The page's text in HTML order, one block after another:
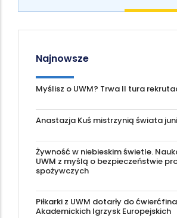
Najnowsze
Myślisz o UWM? Trwa II tura
Anastazja Kuś mistrzynią świata
Żywność w niebieskim świetle.
UWM z myślą o bezpieczeństwie
spożywczych
Piłkarki z UWM dotarły do
Akademickich Igrzysk Europejskich